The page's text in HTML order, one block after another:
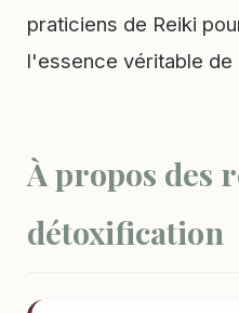
praticiens de Reiki
l'essence véritable de
À propos des
détoxification